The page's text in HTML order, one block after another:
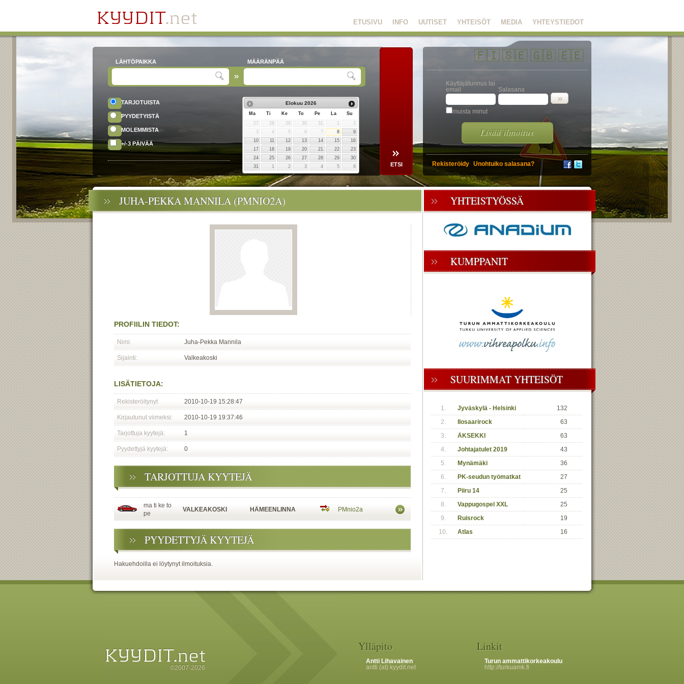
YHTEYSTIEDOT
MEDIA
YHTEISÖT
UUTISET
INFO
ETUSIVU
LÄHTÖPAIKKA MÄÄRÄNPÄÄ
TARJOTUISTA
PYYDETYISTÄ
MOLEMMISTA
+/-3 PÄIVÄÄ
Elokuu 2026
Ma Ti Ke To Pe La
Su
27
28 29 30 31
2
3
4 5 6 7 8
9
10
11 12 13 14 15
16
17
18 19 20 21 22
23
24
25 26 27 28 29
30
31
1 2 3 4 5 6
🇫🇮🇸🇪🇬🇧🇪🇪
Käyttäjätunnus tai
email
Salasana
muista minut
Lisää ilmoitus
Rekisteröidy Unohtuiko salasana?
JUHA-PEKKA MANNILA (PMNIO2A)
PROFIILIN TIEDOT:
Nimi: Juha-Pekka Mannila
Sijainti: Valkeakoski
LISÄTIETOJA:
Rekisteröitynyt 2010-10-19 15:28:47
Kirjautunut viimeksi: 2010-10-19 19:37:46
Tarjottuja kyytejä: 1
Pyydettyjä kyytejä: 0
TARJOTTUJA KYYTEJÄ
ma ti ke to
pe
VALKEAKOSKI HÄMEENLINNA PMnio2a
PYYDETTYJÄ KYYTEJÄ
Hakuehdoilla ei löytynyt ilmoituksia.
YHTEISTYÖSSÄ
KUMPPANIT
SUURIMMAT YHTEISÖT
1. Jyväskylä - Helsinki
132
2.
Ilosaarirock
63
3.
ÄKSEKKI
63
4.
Johtajatulet 2019
43
5.
Mynämäki
36
6.
PK-seudun työmatkat
27
7.
Piiru 14
25
8.
Vappugospel XXL
25
9.
Ruisrock
19
10.
Atlas 16
©2007-2026
Ylläpito
Antti Lihavainen
antti (at) kyydit.net
Linkit
Turun ammattikorkeakoulu
http://turkuamk.fi